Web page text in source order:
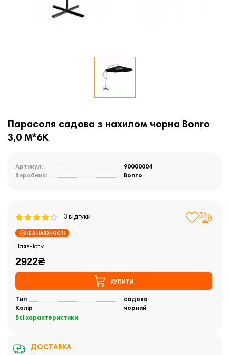
Парасоля садова з нахилом чорна Bonro
3,0 M*6K
Артикул:
90000004
Виробник:
Bonro
3 відгуки
НЕ В НАЯВНОСТІ
2922₴
КУПИТИ
Тип
садова
Колір
чорний
Всі характеристики
ДОСТАВКА